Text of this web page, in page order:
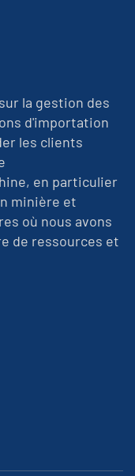
la gestion des
d'importation
les clients
en particulier
minière et
où nous avons
de ressources et